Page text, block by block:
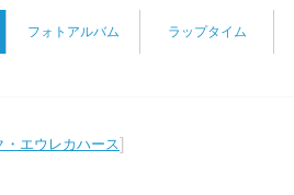
フォトアルバム ラップタイム
・エウレカハース]